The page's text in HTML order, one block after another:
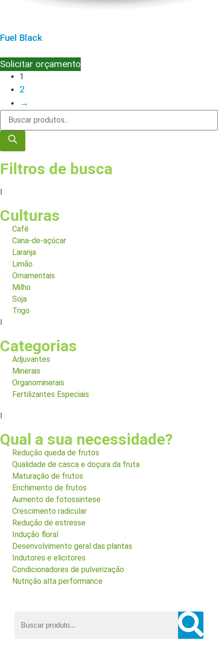
Fuel Black
Solicitar orçamento
1
2
→
Filtros de busca
I
Culturas
Café
Cana-de-açúcar
Laranja
Limão
Ornamentais
Milho
Soja
Trigo
I
Categorias
Adjuvantes
Minerais
Organominerais
Fertilizantes Especiais
I
Qual a sua necessidade?
Redução queda de frutos
Qualidade de casca e doçura da fruta
Maturação de frutos
Enchimento de frutos
Aumento de fotossintese
Crescimento radicular
Redução de estresse
Indução floral
Desenvolvimento geral das plantas
Indutores e elicitores
Condicionadores de pulverização
Nutrição alta performance